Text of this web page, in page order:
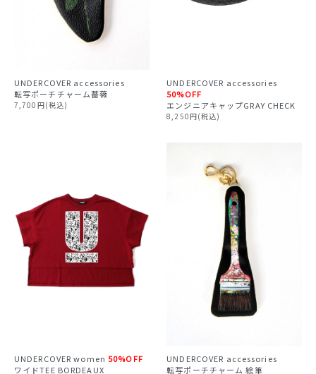
UNDERCOVER accessories
転写ポーチチャーム薔薇
7,700円(税込)
UNDERCOVER accessories
50%OFF
エンジニアキャップGRAY CHECK
8,250円(税込)
UNDERCOVERwomen50%OFF
ワイドTEE BORDEAUX
UNDERCOVER accessories
転写ポーチチャーム 絵筆